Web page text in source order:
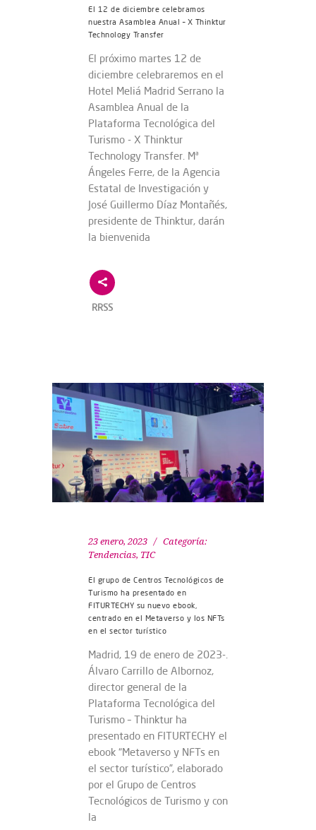
El 12 de diciembre celebramos
nuestra Asamblea Anual – X Thinktur
Technology Transfer
El próximo martes 12 de
diciembre celebraremos en el
Hotel Meliá Madrid Serrano la
Asamblea Anual de la
Plataforma Tecnológica del
Turismo - X Thinktur
Technology Transfer. Mª
Ángeles Ferre, de la Agencia
Estatal de Investigación y
José Guillermo Díaz Montañés,
presidente de Thinktur, darán
la bienvenida
RRSS
23 enero, 2023
Categoría:
Tendencias, TIC
El grupo de Centros Tecnológicos de
Turismo ha presentado en
FITURTECHY su nuevo ebook,
centrado en el Metaverso y los NFTs
en el sector turístico
Madrid, 19 de enero de 2023-.
Álvaro Carrillo de Albornoz,
director general de la
Plataforma Tecnológica del
Turismo – Thinktur ha
presentado en FITURTECHY el
ebook “Metaverso y NFTs en
el sector turístico”, elaborado
por el Grupo de Centros
Tecnológicos de Turismo y con
la